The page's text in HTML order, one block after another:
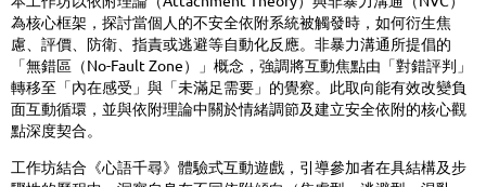
為核心框架，探討當個人的不安全依附系統被觸發時，如何衍生焦
慮、評價、防衛、指責或逃避等自動化反應。非暴力溝通所提倡的
「無錯區（No-Fault Zone）」 概念， 強調將互動焦點由「對錯評判」
轉移至「內在感受」與「未滿足需要」的覺察。此取向能有效改變負
面互動循環，並與依附理論中關於情緒調節及建立安全依附的核心觀
點深度契合。
工作坊結合《心語千尋》體驗式互動遊戲，引導參加者在具結構及步